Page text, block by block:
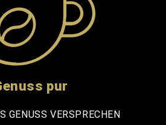
pur
GENUSS VERSPRECHEN